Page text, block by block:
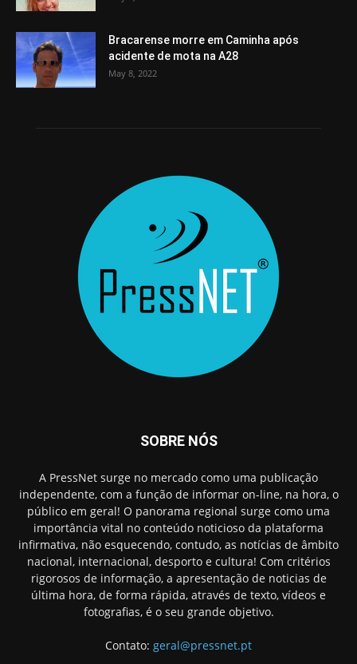
Bracarense morre em Caminha após
acidente de mota na A28
May 8, 2022
SOBRE NÓS
A PressNet surge no mercado como uma publicação
independente, com a função de informar on-line, na hora, o
público em geral! O panorama regional surge como uma
importância vital no conteúdo noticioso da plataforma
infirmativa, não esquecendo, contudo, as notícias de âmbito
nacional, internacional, desporto e cultura! Com critérios
rigorosos de informação, a apresentação de noticias de
última hora, de forma rápida, através de texto, vídeos e
fotografias, é o seu grande objetivo.
Contato: geral@pressnet.pt